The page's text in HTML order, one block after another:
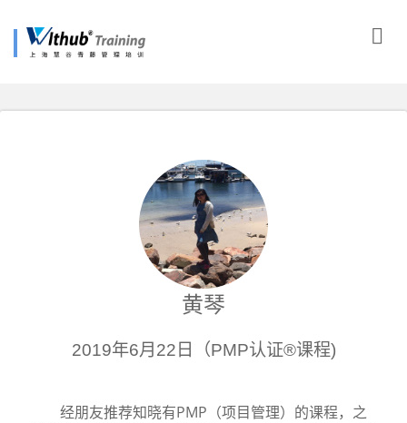
黄琴
2019年6月22日（PMP认证®课程)
经朋友推荐知晓有PMP（项目管理）的课程，之